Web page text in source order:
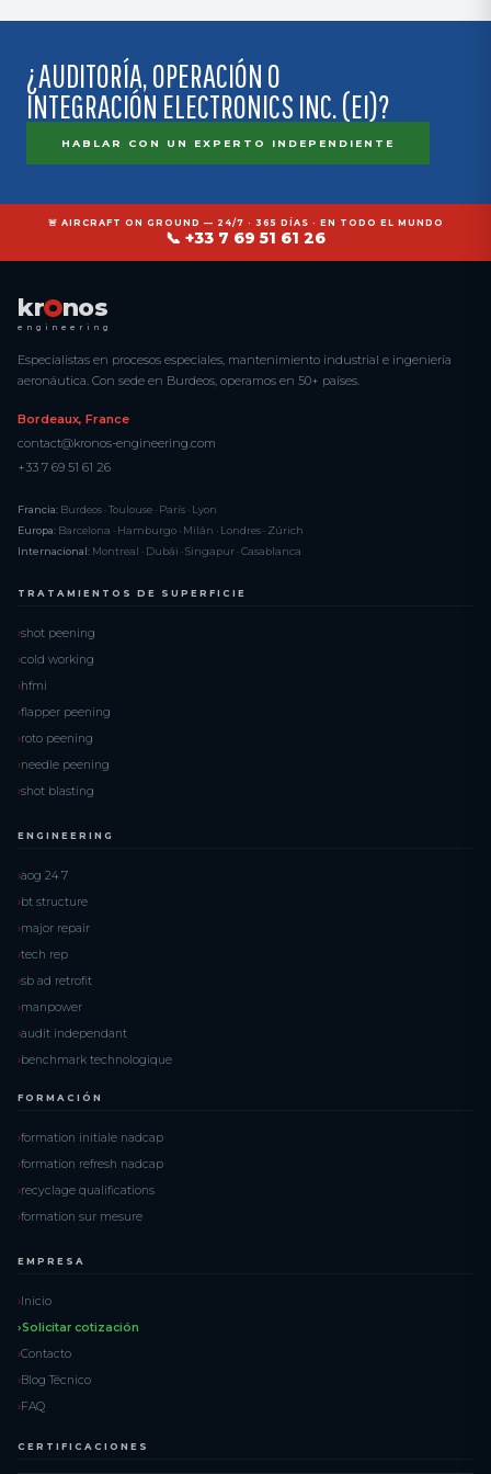
combadora, galga, patrones, trazabilidad de lote — para cualificación
¿AUDITORÍA, OPERACIÓN O
INTEGRACIÓN ELECTRONICS INC. (EI)?
HABLAR CON UN EXPERTO INDEPENDIENTE
🚨 AIRCRAFT ON GROUND — 24/7 · 365 DÍAS · EN TODO EL MUNDO
📞 +33 7 69 51 61 26
kr nos
engineering
Especialistas en procesos especiales, mantenimiento industrial e ingeniería
aeronáutica. Con sede en Burdeos, operamos en 50+ países.
Bordeaux, France
contact@kronos-engineering.com
+33 7 69 51 61 26
Francia: Burdeos · Toulouse · París · Lyon
Europa: Barcelona · Hamburgo · Milán · Londres · Zúrich
Internacional: Montreal · Dubái · Singapur · Casablanca
TRATAMIENTOS DE SUPERFICIE
shot peening
cold working
hfmi
flapper peening
roto peening
needle peening
shot blasting
ENGINEERING
aog 24 7
bt structure
major repair
tech rep
sb ad retrofit
manpower
audit independant
benchmark technologique
FORMACIÓN
formation initiale nadcap
formation refresh nadcap
recyclage qualifications
formation sur mesure
EMPRESA
Inicio
Solicitar cotización
Contacto
Blog Técnico
FAQ
CERTIFICACIONES